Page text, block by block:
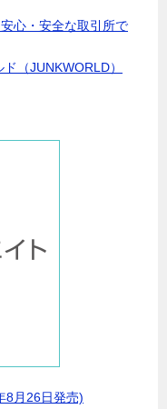
（JUNKWORLD）
8月26日発売)